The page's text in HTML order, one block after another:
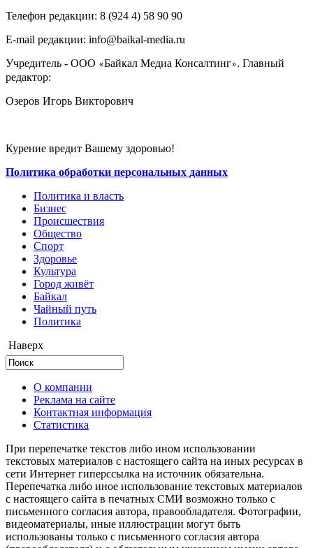
Телефон редакции: ‎‎8 (924 4) 58 90 90
E-mail редакции: info@baikal-media.ru
Учредитель - ООО «Байкал Медиа Консалтинг». Главный
редактор:
Озеров Игорь Викторович
Курение вредит Вашему здоровью!
Политика обработки персональных данных
Политика и власть
Бизнес
Происшествия
Общество
Cпорт
Здоровье
Культура
Город живёт
Байкал
Чайный путь
Политика
Наверх
О компании
Реклама на сайте
Контактная информация
Статистика
При перепечатке текстов либо ином использовании
текстовых материалов с настоящего сайта на иных ресурсах в
сети Интернет гиперссылка на источник обязательна.
Перепечатка либо иное использование текстовых материалов
с настоящего сайта в печатных СМИ возможно только с
письменного согласия автора, правообладателя. Фотографии,
видеоматериалы, иные иллюстрации могут быть
использованы только с письменного согласия автора